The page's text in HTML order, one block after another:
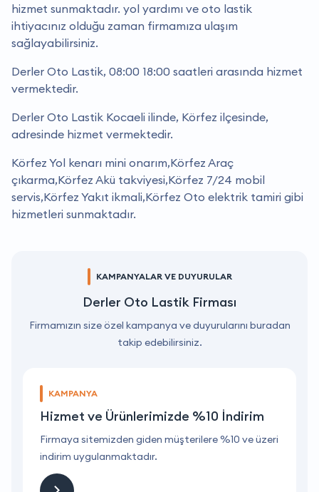
hizmet sunmaktadır. yol yardımı ve oto lastik
ihtiyacınız olduğu zaman firmamıza ulaşım
sağlayabilirsiniz.
Derler Oto Lastik, 08:00 18:00 saatleri arasında hizmet
vermektedir.
Derler Oto Lastik Kocaeli ilinde, Körfez ilçesinde,
adresinde hizmet vermektedir.
Körfez Yol kenarı mini onarım,Körfez Araç
çıkarma,Körfez Akü takviyesi,Körfez 7/24 mobil
servis,Körfez Yakıt ikmali,Körfez Oto elektrik tamiri gibi
hizmetleri sunmaktadır.
KAMPANYALAR VE DUYURULAR
Derler Oto Lastik Firması
Firmamızın size özel kampanya ve duyurularını buradan
takip edebilirsiniz.
KAMPANYA
Hizmet ve Ürünlerimizde %10 İndirim
Firmaya sitemizden giden müşterilere %10 ve üzeri
indirim uygulanmaktadır.